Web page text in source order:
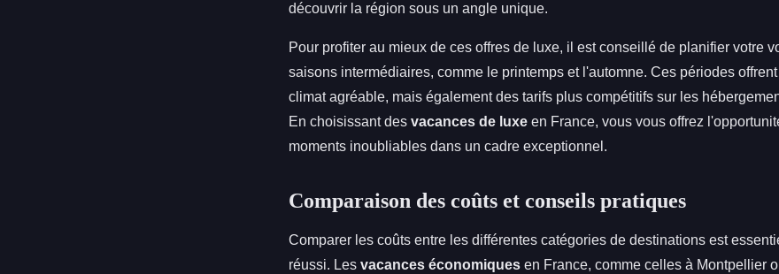
découvrir la région sous un angle unique.
Pour profiter au mieux de ces offres de luxe, il est conseillé de planifier votre
saisons intermédiaires, comme le printemps et l'automne. Ces périodes
climat agréable, mais également des tarifs plus compétitifs sur les
En choisissant des vacances de luxe en France, vous vous offrez
moments inoubliables dans un cadre exceptionnel.
Comparaison des coûts et conseils pratiques
Comparer les coûts entre les différentes catégories de destinations est
réussi. Les vacances économiques en France, comme celles à Montpellier